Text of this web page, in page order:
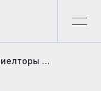
Риелторы назвали направления Подмосковья с самыми дорогими коттеджами